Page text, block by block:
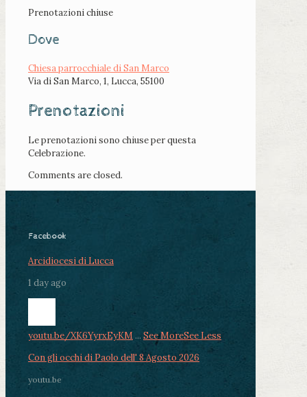
Prenotazioni chiuse
Dove
Chiesa parrocchiale di San Marco
Via di San Marco, 1, Lucca, 55100
Prenotazioni
Le prenotazioni sono chiuse per questa
Celebrazione.
Comments are closed.
Facebook
Arcidiocesi di Lucca
1 day ago
youtu.be/XK6YyrxEyKM ... See MoreSee Less
Con gli occhi di Paolo dell' 8 Agosto 2026
youtu.be